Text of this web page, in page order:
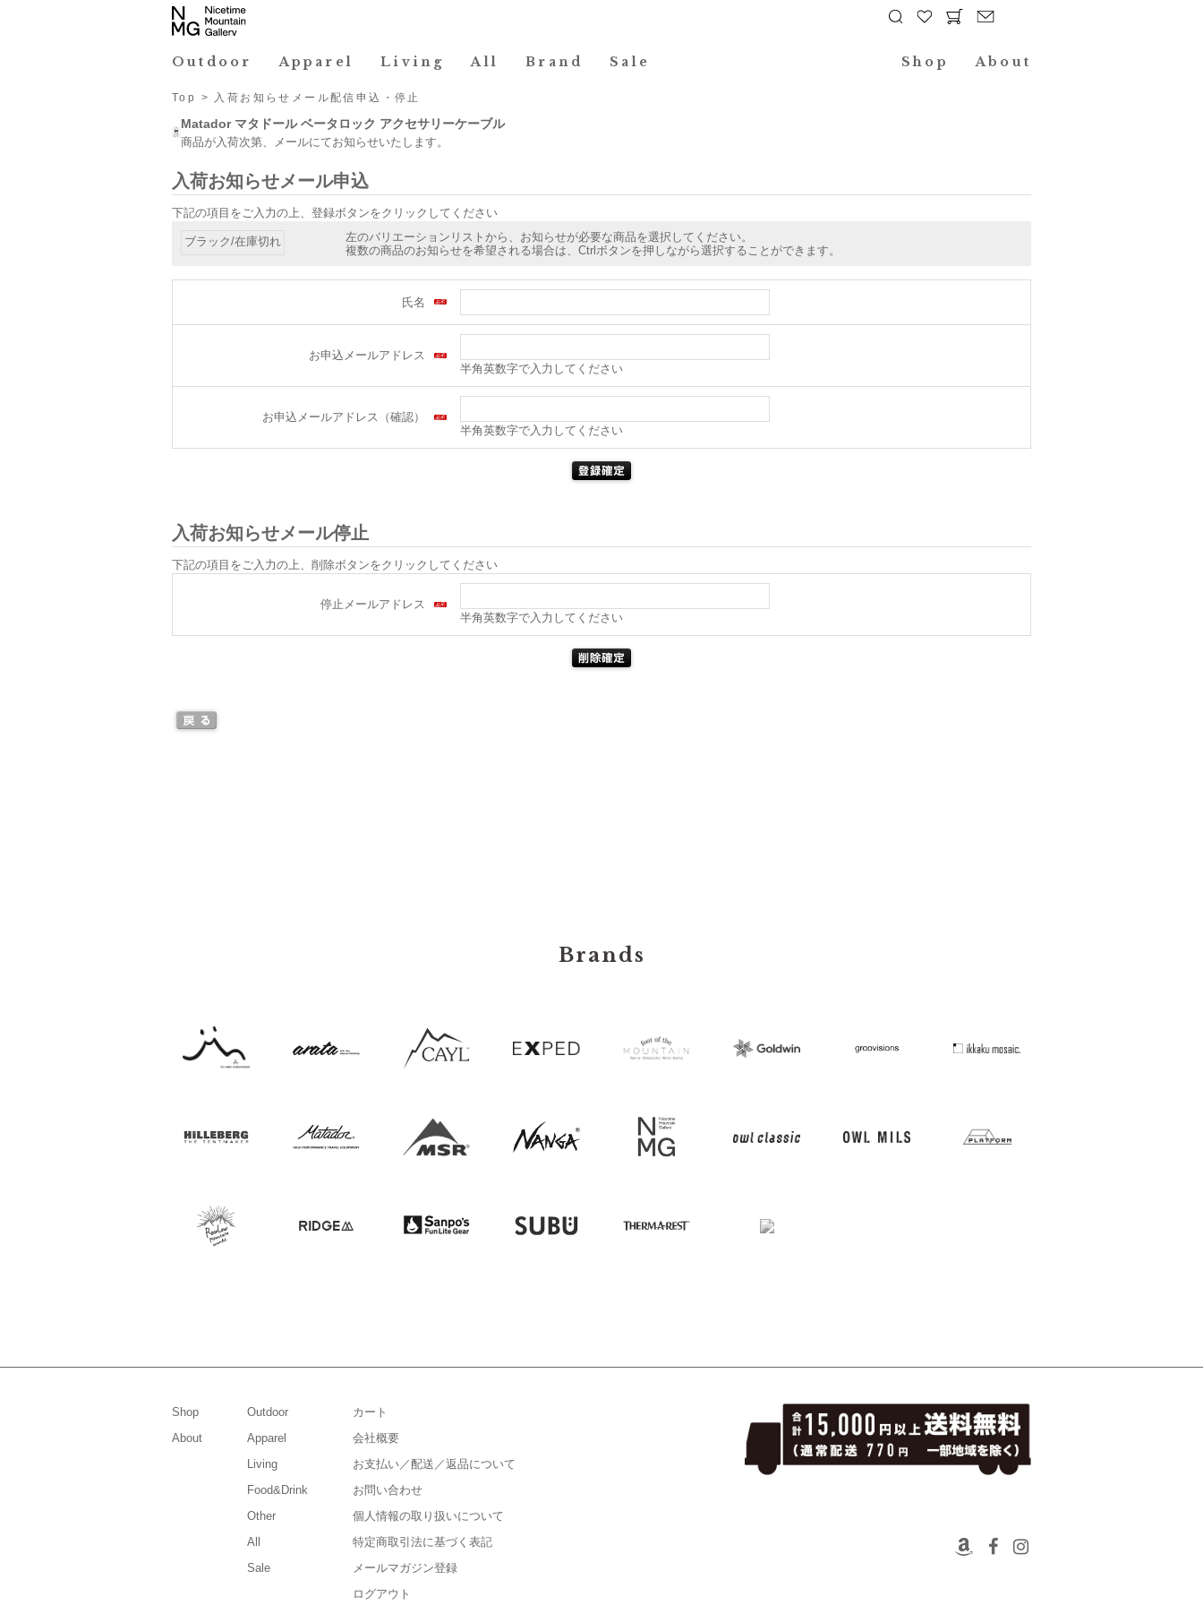
Outdoor Apparel Living All Brand Sale Shop About
Top > 入荷お知らせメール配信申込・停止
Matador マタドール ベータロック アクセサリーケーブル
商品が入荷次第、メールにてお知らせいたします。
入荷お知らせメール申込
下記の項目をご入力の上、登録ボタンをクリックしてください
左のバリエーションリストから、お知らせが必要な商品を選択してください。
複数の商品のお知らせを希望される場合は、Ctrlボタンを押しながら選択することができます。
氏名
お申込メールアドレス
半角英数字で入力してください
お申込メールアドレス（確認）
半角英数字で入力してください
入荷お知らせメール停止
下記の項目をご入力の上、削除ボタンをクリックしてください
停止メールアドレス
半角英数字で入力してください
Brands
Shop
About
Outdoor
Apparel
Living
Food&Drink
Other
All
Sale
カート
会社概要
お支払い／配送／返品について
お問い合わせ
個人情報の取り扱いについて
特定商取引法に基づく表記
メールマガジン登録
ログアウト